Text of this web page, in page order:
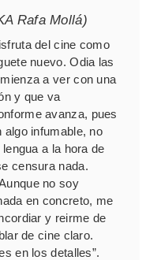
Rafa Mollá)
del cine como
nuevo. Odia las
a ver con una
y que va
avanza, pues
algo infumable, no
a la hora de
censura nada.
no soy
en concreto, me
y reirme de
de cine claro.
en los detalles”.